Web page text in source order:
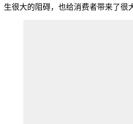
生很大的阻碍，也给消费者带来了很